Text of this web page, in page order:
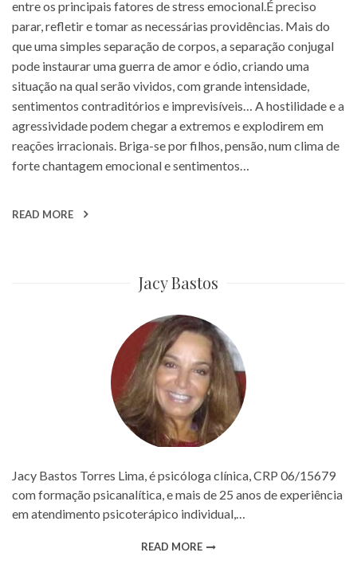
entre os principais fatores de stress emocional.É preciso
parar, refletir e tomar as necessárias providências. Mais do
que uma simples separação de corpos, a separação conjugal
pode instaurar uma guerra de amor e ódio, criando uma
situação na qual serão vividos, com grande intensidade,
sentimentos contraditórios e imprevisíveis… A hostilidade e a
agressividade podem chegar a extremos e explodirem em
reações irracionais. Briga-se por filhos, pensão, num clima de
forte chantagem emocional e sentimentos…
READ MORE
Jacy Bastos
Jacy Bastos Torres Lima, é psicóloga clínica, CRP 06/15679
com formação psicanalítica, e mais de 25 anos de experiência
em atendimento psicoterápico individual,…
READ MORE